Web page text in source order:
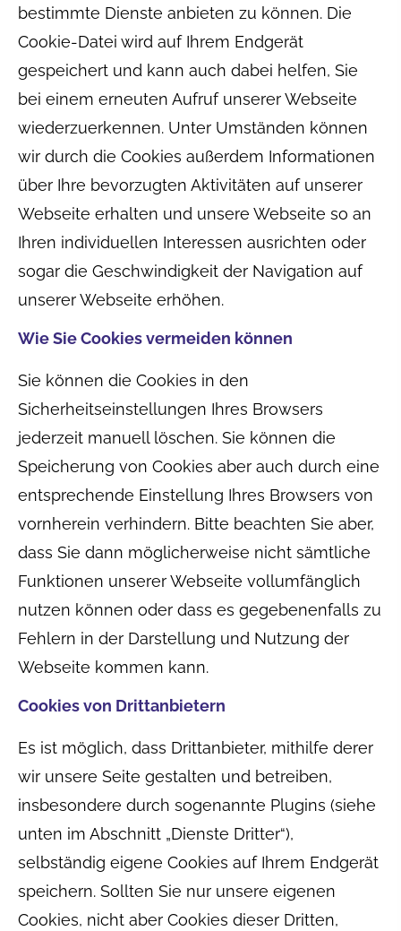
bestimmte Dienste anbieten zu können. Die
Cookie-Datei wird auf Ihrem Endgerät
gespeichert und kann auch dabei helfen, Sie
bei einem erneuten Aufruf unserer Webseite
wiederzuerkennen. Unter Umständen können
wir durch die Cookies außerdem Informationen
über Ihre bevorzugten Aktivitäten auf unserer
Webseite erhalten und unsere Webseite so an
Ihren individuellen Interessen ausrichten oder
sogar die Geschwindigkeit der Navigation auf
unserer Webseite erhöhen.
Wie Sie Cookies vermeiden können
Sie können die Cookies in den
Sicherheitseinstellungen Ihres Browsers
jederzeit manuell löschen. Sie können die
Speicherung von Cookies aber auch durch eine
entsprechende Einstellung Ihres Browsers von
vornherein verhindern. Bitte beachten Sie aber,
dass Sie dann möglicherweise nicht sämtliche
Funktionen unserer Webseite vollumfänglich
nutzen können oder dass es gegebenenfalls zu
Fehlern in der Darstellung und Nutzung der
Webseite kommen kann.
Cookies von Drittanbietern
Es ist möglich, dass Drittanbieter, mithilfe derer
wir unsere Seite gestalten und betreiben,
insbesondere durch sogenannte Plugins (siehe
unten im Abschnitt „Dienste Dritter“),
selbständig eigene Cookies auf Ihrem Endgerät
speichern. Sollten Sie nur unsere eigenen
Cookies, nicht aber Cookies dieser Dritten,